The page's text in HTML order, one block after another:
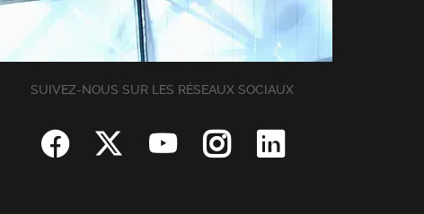
SUIVEZ-NOUS SUR LES RÉSEAUX SOCIAUX